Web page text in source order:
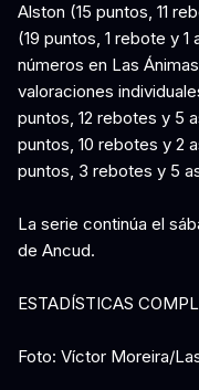
Alston (15 puntos, 11
(19 puntos, 1 rebote y
números en Las
valoraciones
puntos, 12 rebotes y 5
puntos, 10 rebotes y 2
puntos, 3 rebotes y 5
La serie continúa el
de Ancud.
ESTADÍSTICAS
Foto: Víctor Moreira/